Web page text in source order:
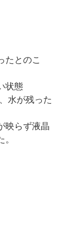
たとのこ
状態
水が残った
映らず液晶